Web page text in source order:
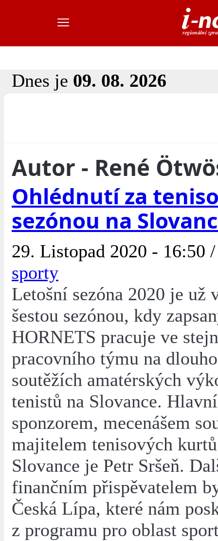
Dnes je 09. 08. 2026
Autor - René
Ohlédnutí za
sezónou na
29. Listopad 2020 - 16:50
sporty
Letošní sezóna 2020 je už
šestou sezónou, kdy
HORNETS pracuje ve
pracovního týmu na
soutěžích amatérských
tenistů na Slovance.
sponzorem, mecenášem
majitelem tenisových
Slovance je Petr Sršeň.
finančním přispěvatelem
Česká Lípa, které nám
z programu pro oblast